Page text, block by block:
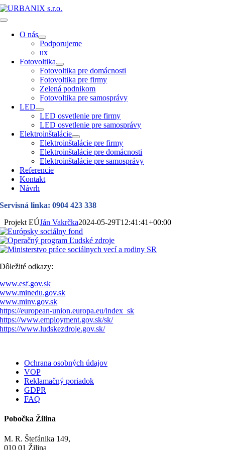
Skip
to
Toggle
Navigation
O nás
Podporujeme
ux
Fotovoltika
Fotovoltika pre domácnosti
Fotovoltika pre firmy
Zelená podnikom
Fotovoltika pre samosprávy
LED
LED osvetlenie pre firmy
LED osvetlenie pre samosprávy
Elektroinštalácie
Elektroinštalácie pre firmy
Elektroinštalácie pre domácnosti
Elektroinštalácie pre samosprávy
Referencie
Kontakt
Návrh
Servisná linka: 0904 423 338
Projekt EÚJán Vakrčka2024-05-29T12:41:41+00:00
Dôležité odkazy:
www.esf.gov.sk
www.minedu.gov.sk
www.minv.gov.sk
https://european-union.europa.eu/index_sk
https://www.employment.gov.sk/sk/
https://www.ludskezdroje.gov.sk/
Ochrana osobných údajov
VOP
Reklamačný poriadok
GDPR
FAQ
Pobočka Žilina
M. R. Štefánika 149,
010 01 Žilina